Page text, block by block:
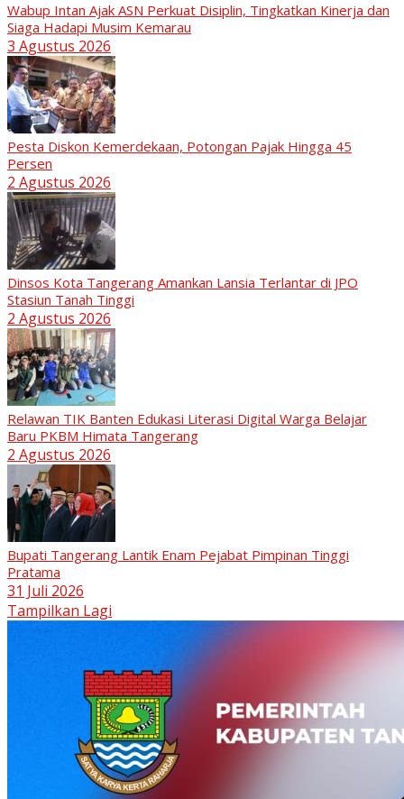
Wabup Intan Ajak ASN Perkuat Disiplin, Tingkatkan Kinerja dan
Siaga Hadapi Musim Kemarau
3 Agustus 2026
Pesta Diskon Kemerdekaan, Potongan Pajak Hingga 45
Persen
2 Agustus 2026
Dinsos Kota Tangerang Amankan Lansia Terlantar di JPO
Stasiun Tanah Tinggi
2 Agustus 2026
Relawan TIK Banten Edukasi Literasi Digital Warga Belajar
Baru PKBM Himata Tangerang
2 Agustus 2026
Bupati Tangerang Lantik Enam Pejabat Pimpinan Tinggi
Pratama
31 Juli 2026
Tampilkan Lagi